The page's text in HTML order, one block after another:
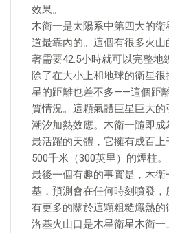
效果。
木衛一是太陽系中第四大的
道最靠內的。這個有很多火山
著需要42.5小時就可以完整地
除了在大小上和地球的衛星
星的距離也差不多——這個距
質情況。這顆氣體巨星巨大
潮汐加熱效應。木衛一隨即
最活躍的天體，它擁有成百
500千米（300英里）的煙柱。
最後一個有趣的事實是，木
基，預測會在任何時刻噴發
有更多的關於這顆粗糙熾熱的
洛基火山口是木星衛星木衛